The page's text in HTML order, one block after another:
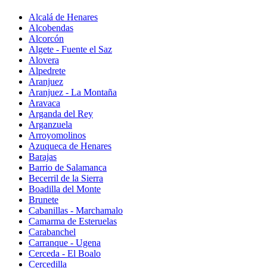
Alcalá de Henares
Alcobendas
Alcorcón
Algete - Fuente el Saz
Alovera
Alpedrete
Aranjuez
Aranjuez - La Montaña
Aravaca
Arganda del Rey
Arganzuela
Arroyomolinos
Azuqueca de Henares
Barajas
Barrio de Salamanca
Becerril de la Sierra
Boadilla del Monte
Brunete
Cabanillas - Marchamalo
Camarma de Esteruelas
Carabanchel
Carranque - Ugena
Cerceda - El Boalo
Cercedilla